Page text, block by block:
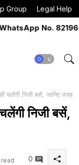
Group Legal Help
No. 82196-
चलेंगी निजी बसें, जानिए वजह
निजी बसें,
read 0